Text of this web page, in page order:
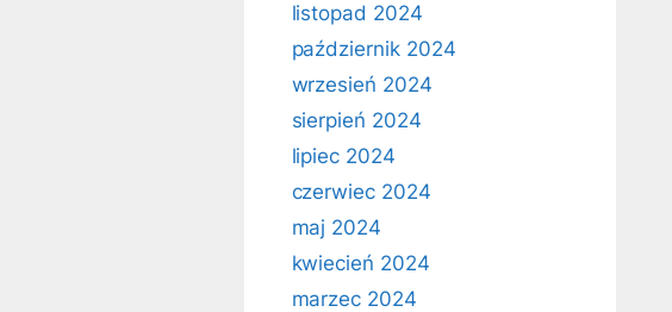
listopad 2024
październik 2024
wrzesień 2024
sierpień 2024
lipiec 2024
czerwiec 2024
maj 2024
kwiecień 2024
marzec 2024